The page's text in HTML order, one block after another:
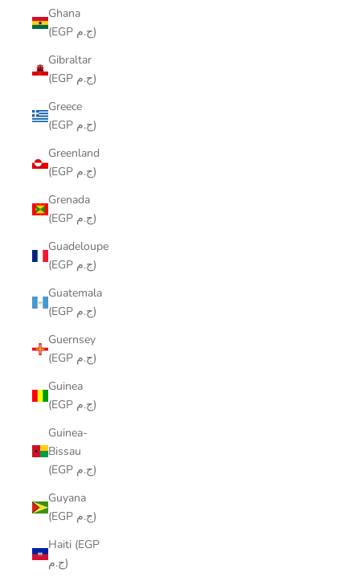
Ghana
(EGP ج.م)
Gibraltar
(EGP ج.م)
Greece
(EGP ج.م)
Greenland
(EGP ج.م)
Grenada
(EGP ج.م)
Guadeloupe
(EGP ج.م)
Guatemala
(EGP ج.م)
Guernsey
(EGP ج.م)
Guinea
(EGP ج.م)
Guinea-
Bissau
(EGP ج.م)
Guyana
(EGP ج.م)
Haiti (EGP
ج.م)